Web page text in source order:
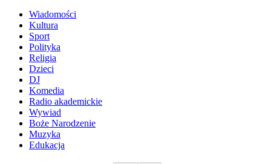
Wiadomości
Kultura
Sport
Polityka
Religia
Dzieci
DJ
Komedia
Radio akademickie
Wywiad
Boże Narodzenie
Muzyka
Edukacja